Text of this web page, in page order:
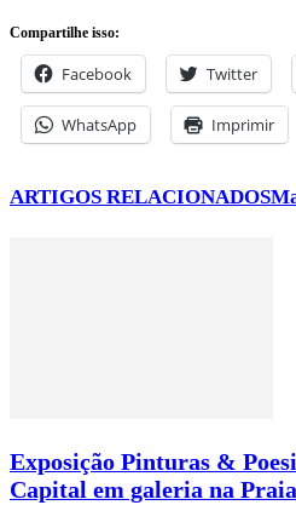
Compartilhe isso:
Facebook Twitter
WhatsApp Imprimir
ARTIGOS RELACIONADOS
Exposição Pinturas &
Capital em galeria na